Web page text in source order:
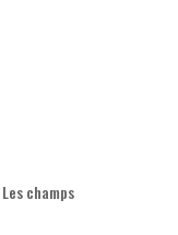
Les champs